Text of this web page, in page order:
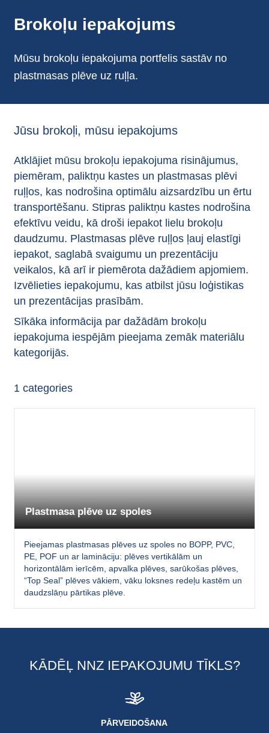
Brokoļu iepakojums
Mūsu brokoļu iepakojuma portfelis sastāv no
plastmasas plēve uz ruļļa.
Jūsu brokoļi, mūsu iepakojums
Atklājiet mūsu brokoļu iepakojuma risinājumus,
piemēram, paliktņu kastes un plastmasas plēvi
ruļļos, kas nodrošina optimālu aizsardzību un ērtu
transportēšanu. Stipras paliktņu kastes nodrošina
efektīvu veidu, kā droši iepakot lielu brokoļu
daudzumu. Plastmasas plēve ruļļos ļauj elastīgi
iepakot, saglabā svaigumu un prezentāciju
veikalos, kā arī ir piemērota dažādiem apjomiem.
Izvēlieties iepakojumu, kas atbilst jūsu loģistikas
un prezentācijas prasībām.
Sīkāka informācija par dažādām brokoļu
iepakojuma iespējām pieejama zemāk materiālu
kategorijās.
1 categories
Plastmasa plēve uz spoles
Pieejamas plastmasas plēves uz spoles no BOPP, PVC,
PE, POF un ar lamināciju: plēves vertikālām un
horizontālām ierīcēm, apvalka plēves, sarūkošas plēves,
“Top Seal” plēves vākiem, vāku loksnes redeļu kastēm un
daudzslāņu pārtikas plēve.
KĀDĒĻ NNZ IEPAKOJUMU TĪKLS?
PĀRVEIDOŠANA